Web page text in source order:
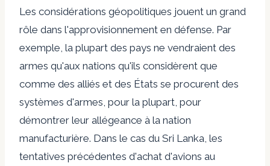
Les considérations géopolitiques jouent un grand
rôle dans l'approvisionnement en défense. Par
exemple, la plupart des pays ne vendraient des
armes qu'aux nations qu'ils considèrent que
comme des alliés et des États se procurent des
systèmes d'armes, pour la plupart, pour
démontrer leur allégeance à la nation
manufacturière. Dans le cas du Sri Lanka, les
tentatives précédentes d'achat d'avions au